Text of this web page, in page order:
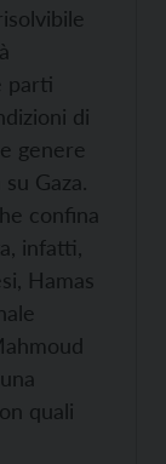
parti
di
genere
Gaza.
confina
infatti,
Hamas
quali